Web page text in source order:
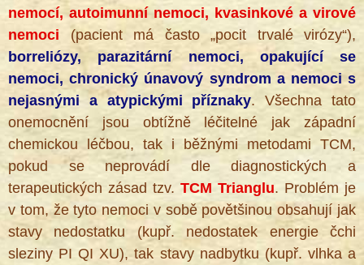
nemocí, autoimunní nemoci, kvasinkové a virové
nemoci
(pacient má často „pocit trvalé virózy“),
borreliózy, parazitární nemoci, opakující se
nemoci, chronický únavový syndrom a nemoci s
nejasnými a atypickými příznaky. Všechna tato
onemoc­nění jsou obtížně léčitelné jak západní
chemickou léčbou, tak i běžnými meto­dami TCM,
pokud se neprovádí dle dia­gnostických a
terapeutických zásad tzv. TCM Trianglu. Problém je
v tom, že tyto nemoci v sobě povětšinou obsahují jak
stavy nedostatku (kupř. ne­dostatek energie čchi
sleziny PI QI XU), tak stavy nadbytku (kupř. vlhka a